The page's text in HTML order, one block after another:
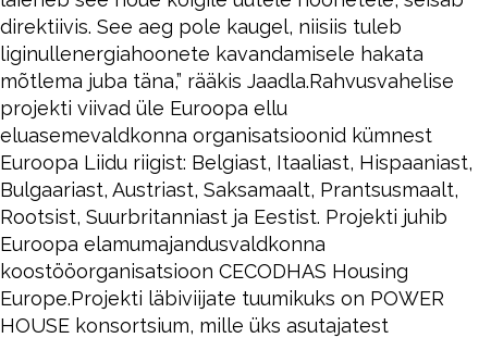
direktiivis. See aeg pole kaugel, niisiis tuleb
liginullenergiahoonete kavandamisele hakata
mõtlema juba täna,” rääkis Jaadla.Rahvusvahelise
projekti viivad üle Euroopa ellu
eluasemevaldkonna organisatsioonid kümnest
Euroopa Liidu riigist: Belgiast, Itaaliast, Hispaaniast,
Bulgaariast, Austriast, Saksamaalt, Prantsusmaalt,
Rootsist, Suurbritanniast ja Eestist. Projekti juhib
Euroopa elamumajandusvaldkonna
koostööorganisatsioon CECODHAS Housing
Europe.Projekti läbiviijate tuumikuks on POWER
HOUSE konsortsium, mille üks asutajatest